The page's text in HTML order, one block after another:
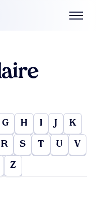
G H I J K
R S T U V
Z